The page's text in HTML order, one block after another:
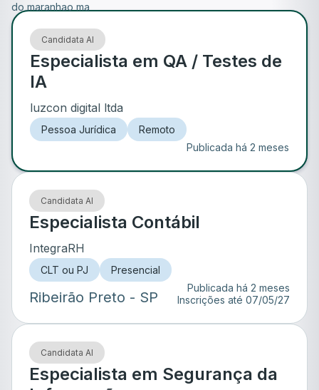
do maranhao ma
Candidata AI
Especialista em QA / Testes de
IA
luzcon digital ltda
Pessoa Jurídica
Remoto
Publicada há 2 meses
Candidata AI
Especialista Contábil
IntegraRH
CLT ou PJ Presencial
Ribeirão Preto - SP
Publicada há 2 meses
Inscrições até 07/05/27
Candidata AI
Especialista em Segurança da